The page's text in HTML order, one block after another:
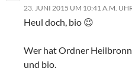
23. JUNI 2015 UM 10:41 A.M.
Heul doch, bio 😉
Wer hat Ordner
und bio.